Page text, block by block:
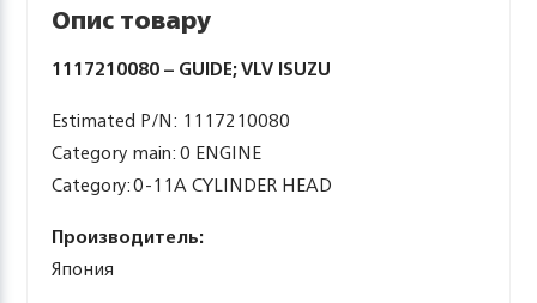
Опис товару
1117210080 – GUIDE; VLV ISUZU
Estimated P/N: 1117210080
Category main: 0 ENGINE
Category: 0-11A CYLINDER HEAD
Производитель:
Япония